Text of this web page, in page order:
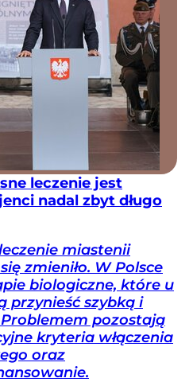
leczenie jest
nadal zbyt długo
miastenii
zmieniło. W Polsce
biologiczne, które u
przynieść szybką i
pozostają
kryteria włączenia
oraz